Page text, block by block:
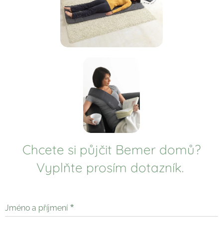
Chcete si půjčit Bemer domů?
Vyplňte prosím dotazník.
Jméno a příjmení